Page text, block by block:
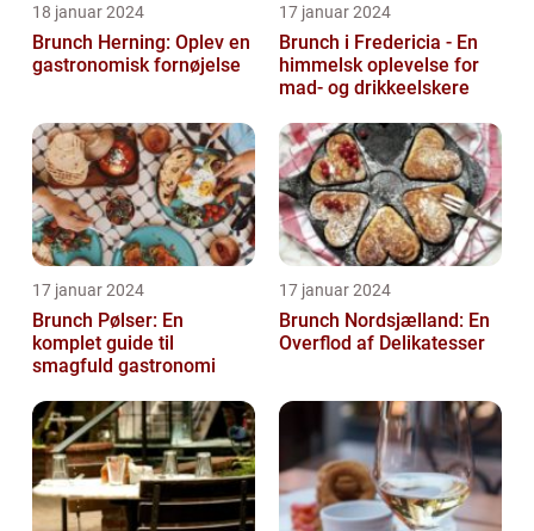
18 januar 2024
Brunch Herning: Oplev en
gastronomisk fornøjelse
17 januar 2024
Brunch i Fredericia - En
himmelsk oplevelse for
mad- og drikkeelskere
17 januar 2024
Brunch Pølser: En
komplet guide til
smagfuld gastronomi
17 januar 2024
Brunch Nordsjælland: En
Overflod af Delikatesser